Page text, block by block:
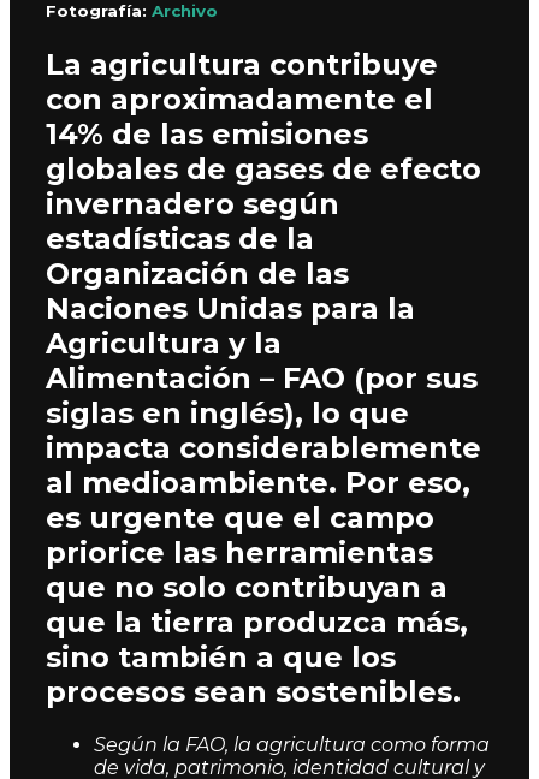
Fotografía: Archivo
La agricultura contribuye
con aproximadamente el
14% de las emisiones
globales de gases de efecto
invernadero según
estadísticas de la
Organización de las
Naciones Unidas para la
Agricultura y la
Alimentación – FAO (por sus
siglas en inglés), lo que
impacta considerablemente
al medioambiente. Por eso,
es urgente que el campo
priorice las herramientas
que no solo contribuyan a
que la tierra produzca más,
sino también a que los
procesos sean sostenibles.
Según la FAO, la agricultura como forma
de vida, patrimonio, identidad cultural y